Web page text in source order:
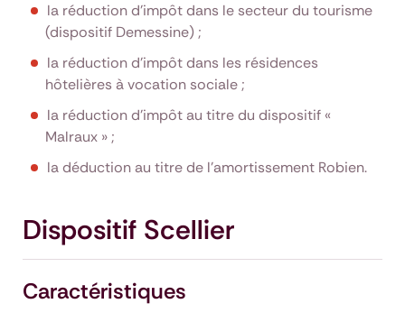
la réduction d’impôt dans le secteur du tourisme
(dispositif Demessine) ;
la réduction d’impôt dans les résidences
hôtelières à vocation sociale ;
la réduction d’impôt au titre du dispositif «
Malraux » ;
la déduction au titre de l’amortissement Robien.
Dispositif Scellier
Caractéristiques